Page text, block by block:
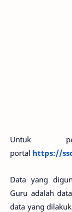
Untuk
portal https://
Data yang
Guru adalah
data yang